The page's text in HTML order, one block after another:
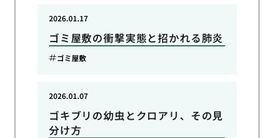
ゴミ屋敷の衝撃実態と招かれる肺炎
2026.01.17
ゴミ屋敷
ゴキブリの幼虫とクロアリ、その見
分け方
2026.01.07